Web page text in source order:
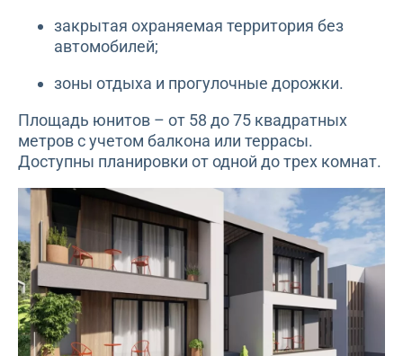
закрытая охраняемая территория без
автомобилей;
зоны отдыха и прогулочные дорожки.
Площадь юнитов – от 58 до 75 квадратных
метров с учетом балкона или террасы.
Доступны планировки от одной до трех комнат.